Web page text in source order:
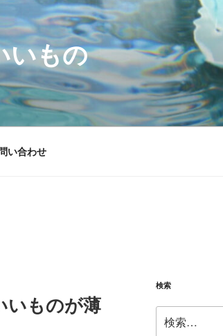
もの
い合わせ
ものが薄
検索
索: